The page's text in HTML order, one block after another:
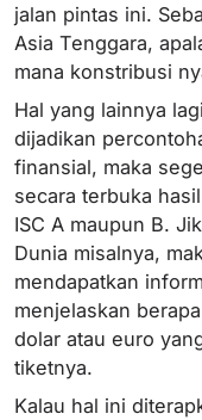
jalan pintas ini.
Asia Tenggara,
mana konstribusi
Hal yang lainnya
dijadikan
finansial, maka
secara terbuka
ISC A maupun B.
Dunia misalnya,
mendapatkan
menjelaskan
dolar atau euro
tiketnya.
Kalau hal ini